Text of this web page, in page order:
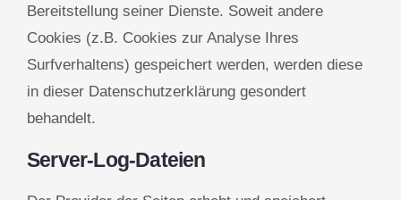
Bereitstellung seiner Dienste. Soweit andere
Cookies (z.B. Cookies zur Analyse Ihres
Surfverhaltens) gespeichert werden, werden diese
in dieser Datenschutzerklärung gesondert
behandelt.
Server-Log-Dateien